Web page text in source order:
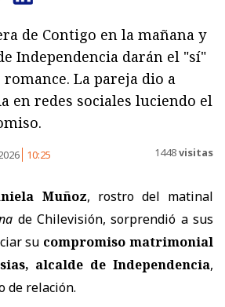
de Contigo en la mañana y
Independencia darán el "sí"
romance. La pareja dio a
en redes sociales luciendo el
10:25 1448visitas
Muñoz, rostro del matinal
de Chilevisión, sorprendió a sus
su compromiso matrimonial
alcalde de Independencia,
de relación.